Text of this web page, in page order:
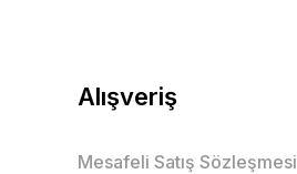
Alışveriş
Mesafeli Satış Sözleşmesi